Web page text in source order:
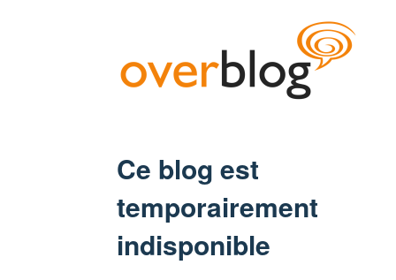
Ce blog est
temporairement
indisponible